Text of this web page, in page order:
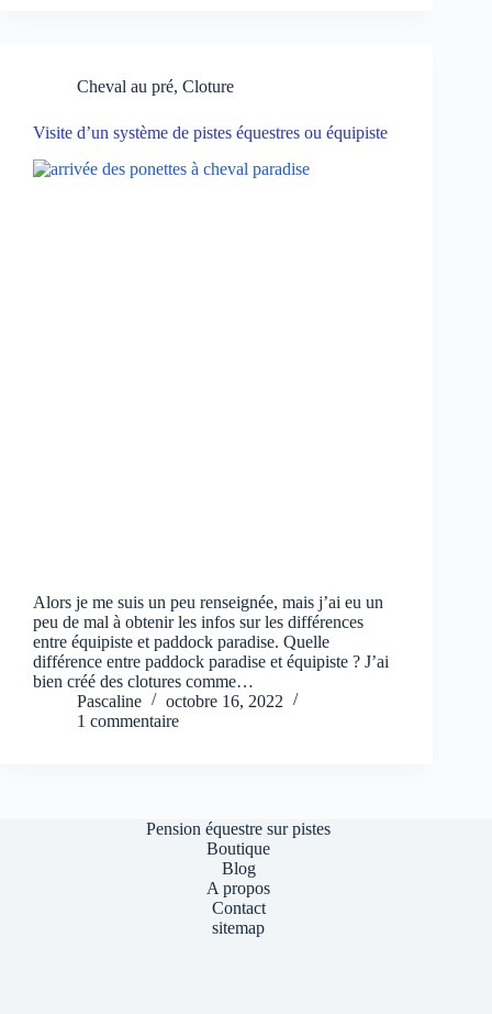
Cheval au pré, Cloture
Visite d’un système de pistes équestres ou équipiste
Alors je me suis un peu renseignée, mais j’ai eu un
peu de mal à obtenir les infos sur les différences
entre équipiste et paddock paradise. Quelle
différence entre paddock paradise et équipiste ? J’ai
bien créé des clotures comme…
Pascaline
octobre 16, 2022
1 commentaire
Pension équestre sur pistes
Boutique
Blog
A propos
Contact
sitemap